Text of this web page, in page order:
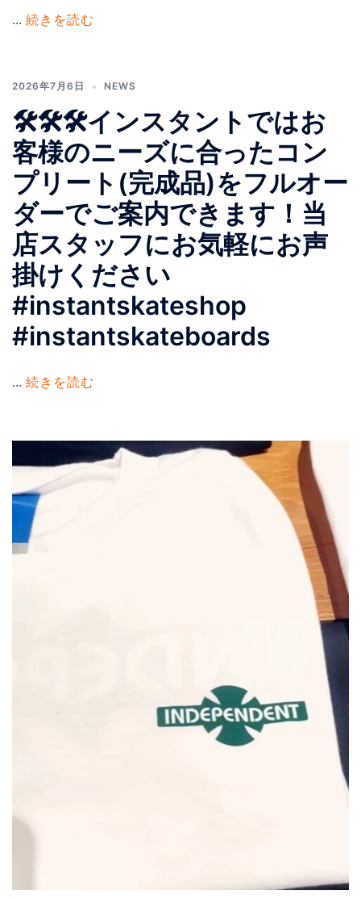
... 続きを読む
2026年7月6日 NEWS
🛠️🛠️🛠️インスタントではお
客様のニーズに合ったコン
プリート(完成品)をフルオー
ダーでご案内できます！当
店スタッフにお気軽にお声
掛けください
#instantskateshop
#instantskateboards
... 続きを読む